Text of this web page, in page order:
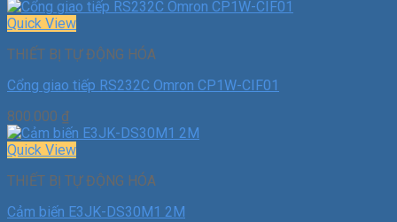
Quick View
THIẾT BỊ TỰ ĐỘNG HÓA
Cổng giao tiếp RS232C Omron CP1W-CIF01
800.000 ₫
Quick View
THIẾT BỊ TỰ ĐỘNG HÓA
Cảm biến E3JK-DS30M1 2M